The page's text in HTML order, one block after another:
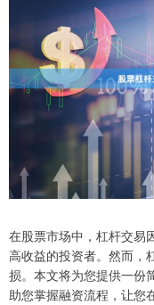
在股票市场中，杠杆交易
高收益的投资者。然而，
损。本文将为您提供一份
助您掌握融资流程，让您